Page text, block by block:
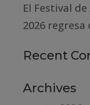
El Festival
2026 regresa
Recent
Archives